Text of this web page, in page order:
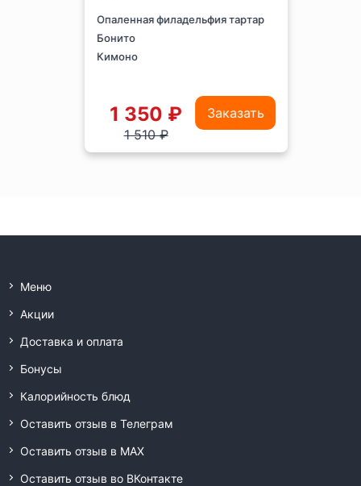
Опаленная филадельфия тартар
Бонито
Кимоно
1 350 ₽
1 510 ₽
Заказать
Меню
Акции
Доставка и оплата
Бонусы
Калорийность блюд
Оставить отзыв в Телеграм
Оставить отзыв в MAX
Оставить отзыв во ВКонтакте